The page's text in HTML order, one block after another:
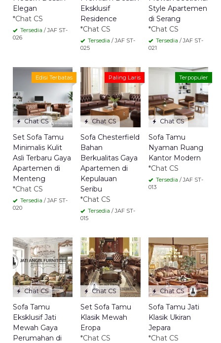
Elegan
*Chat CS
Tersedia / JAF ST-
026
Eksklusif
Residence
*Chat CS
Tersedia / JAF ST-
025
Style Apartemen
di Serang
*Chat CS
Tersedia / JAF ST-
021
Chat CS
Edisi Terbatas
Set Sofa Tamu
Minimalis Kulit
Asli Terbaru Gaya
Apartemen di
Menteng
*Chat CS
Tersedia / JAF ST-
020
Chat CS
Paling Laris
Sofa Chesterfield
Bahan
Berkualitas Gaya
Apartemen di
Kepulauan
Seribu
*Chat CS
Tersedia / JAF ST-
015
Chat CS
Terpopuler
Sofa Tamu
Nyaman Ruang
Kantor Modern
*Chat CS
Tersedia / JAF ST-
013
Chat CS
Sofa Tamu
Eksklusif Jati
Mewah Gaya
Perumahan di
Chat CS
Set Sofa Tamu
Klasik Mewah
Eropa
*Chat CS
Chat CS
Sofa Tamu Jati
Klasik Ukiran
Jepara
*Chat CS